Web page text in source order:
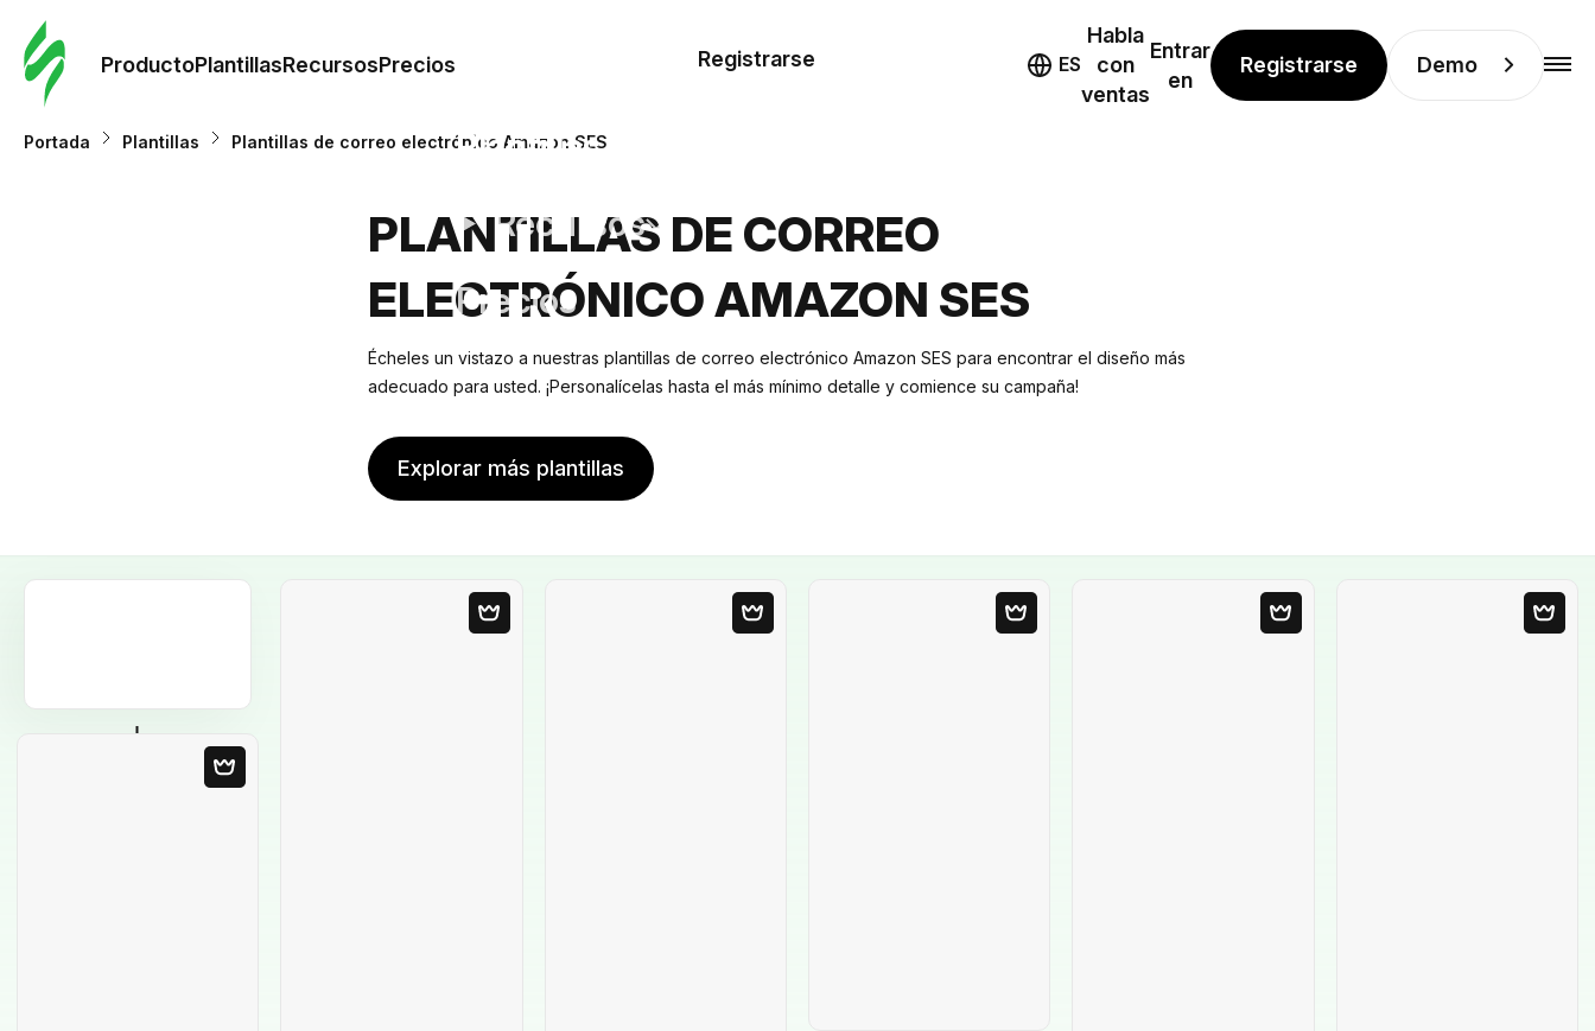
ProductoPlantillasRecursosPrecios
Plantillas
Recursos
Precios
Registrarse ES
Habla
con
ventas
Entrar
en
Registrarse Demo
Portada Plantillas Plantillas de correo electrónico Amazon SES
PLANTILLAS DE CORREO
ELECTRÓNICO AMAZON SES
Écheles un vistazo a nuestras plantillas de correo electrónico Amazon SES para encontrar el diseño más
adecuado para usted. ¡Personalícelas hasta el más mínimo detalle y comience su campaña!
Explorar más plantillas